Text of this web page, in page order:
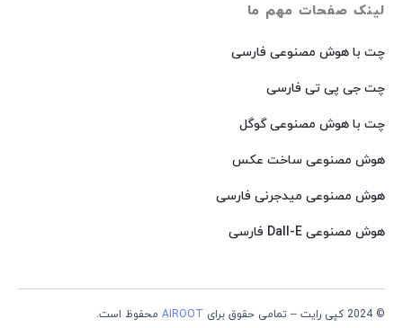
لینک صفحات مهم ما
چت با هوش مصنوعی فارسی
چت جی پی تی فارسی
چت با هوش مصنوعی گوگل
هوش مصنوعی ساخت عکس
هوش مصنوعی میدجرنی فارسی
هوش مصنوعی Dall-E فارسی
© 2024 کپی رایت – تمامی حقوق برای AIROOT محفوظ است.